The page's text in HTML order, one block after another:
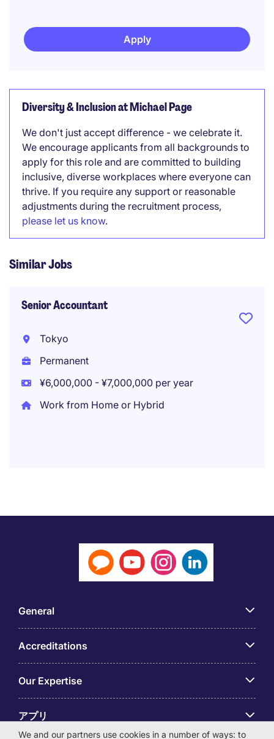
Apply
Diversity & Inclusion at Michael Page
We don't just accept difference - we celebrate it.
We encourage applicants from all backgrounds to
apply for this role and are committed to building
inclusive, diverse workplaces where everyone can
thrive. If you require any support or reasonable
adjustments during the recruitment process,
please let us know.
Similar Jobs
Senior Accountant
Tokyo
Permanent
¥6,000,000 - ¥7,000,000 per year
Work from Home or Hybrid
General
Accreditations
Our Expertise
アプリ
We and our partners use cookies in a number of ways: to